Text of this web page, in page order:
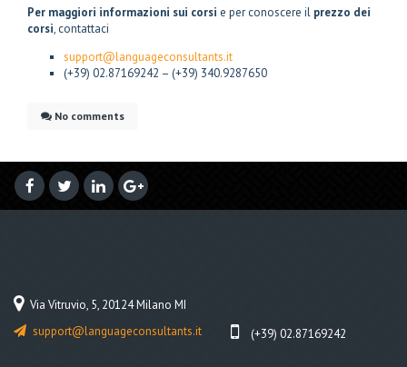
Per maggiori informazioni sui corsi e per conoscere il prezzo dei
corsi, contattaci
support@languageconsultants.it
(+39) 02.87169242 – (+39) 340.9287650
No comments
Via Vitruvio, 5, 20124 Milano MI
support@languageconsultants.it
(+39) 02.87169242